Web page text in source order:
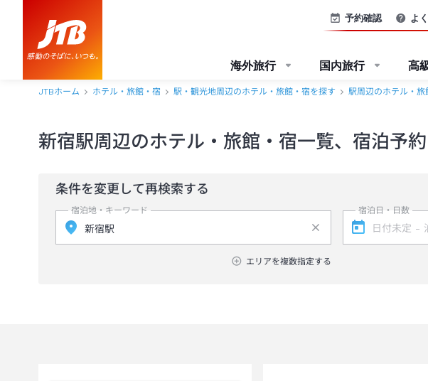
予約確認 よ
海外旅行 国内旅行 高
JTBホーム ホテル・旅館・宿 駅・観光地周辺のホテル・旅館・宿を探す 駅周辺のホテル・旅
新宿駅周辺のホテル・旅館・宿一覧、宿泊予約
条件を変更して再検索する
宿泊地・キーワード
エリアを複数指定する
宿泊日・日数